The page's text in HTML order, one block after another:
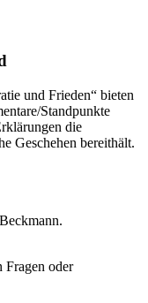
und Frieden“ bieten
Standpunkte
die
Geschehen bereithält.
Fragen oder